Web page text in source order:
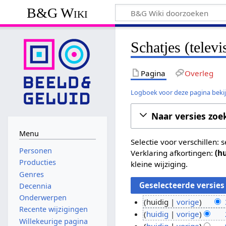
B&G Wiki
Schatjes
Pagina Overleg
Logboek voor deze pagina
Naar versies
Selectie voor verschillen:
Verklaring afkortingen:
kleine wijziging.
3
huidig vorige
G
e
huidig vorige
Menu
Personen
Producties
Genres
Decennia
Onderwerpen
Recente wijzigingen
Willekeurige pagina